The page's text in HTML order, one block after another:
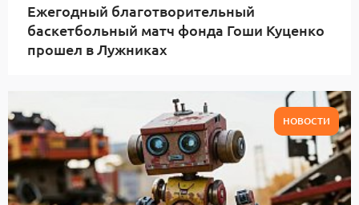
Ежегодный благотворительный
баскетбольный матч фонда Гоши Куценко
прошел в Лужниках
НОВОСТИ